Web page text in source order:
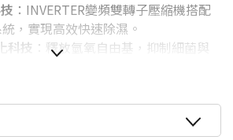
$1,516
$779
18家銀行/業者
18家銀行/業者
點！→點我看達人教你買
：INVERTER變頻雙轉子壓縮機搭配
，實現高效快速除濕。
科技 ：釋放氫氧自由基，抑制細菌與
配件：標配多功能烘乾配件，滿足多樣